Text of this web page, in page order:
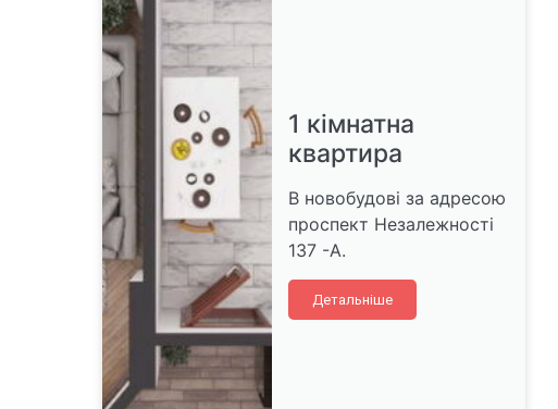
1 кімнатна
квартира
В новобудові за адресою
проспект Незалежності
137 -А.
Детальніше